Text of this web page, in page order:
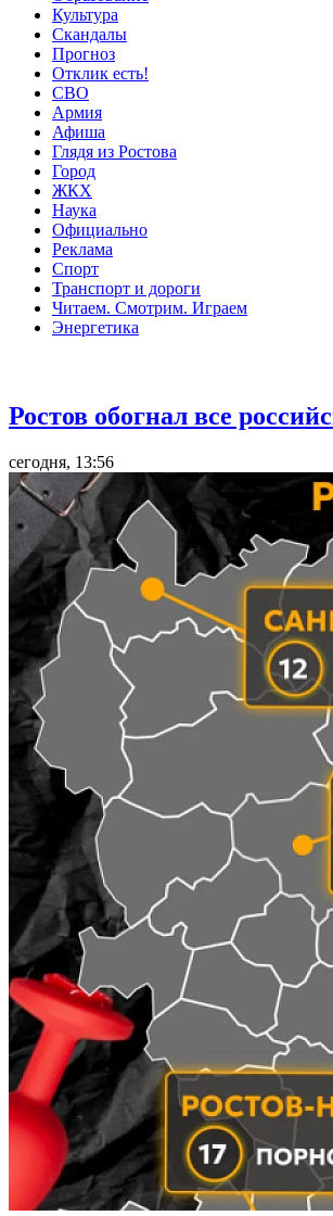
Культура
Скандалы
Прогноз
Отклик есть!
СВО
Армия
Афиша
Глядя из Ростова
Город
ЖКХ
Наука
Официально
Реклама
Спорт
Транспорт и дороги
Читаем. Смотрим. Играем
Энергетика
Ростов обогнал все
сегодня, 13:56